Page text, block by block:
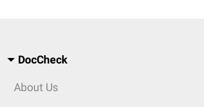
DocCheck
About Us